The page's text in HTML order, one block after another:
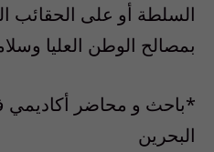
السلطة أو على الحقائب
بمصالح الوطن العليا
*باحث و محاضر أكاديمي
البحرين